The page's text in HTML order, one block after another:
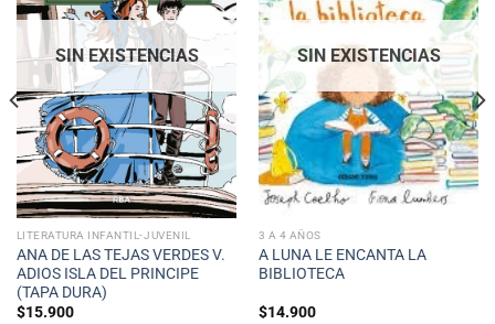
SIN EXISTENCIAS
LITERATURA INFANTIL-JUVENIL
ANA DE LAS TEJAS VERDES V.
ADIOS ISLA DEL PRINCIPE
(TAPA DURA)
$15.900
SIN EXISTENCIAS
3 A 4 AÑOS
A LUNA LE ENCANTA LA
BIBLIOTECA
$14.900